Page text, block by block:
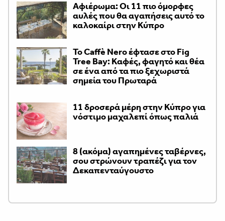
Αφιέρωμα: Οι 11 πιο όμορφες
αυλές που θα αγαπήσεις αυτό το
καλοκαίρι στην Κύπρο
Το Caffè Nero έφτασε στο Fig
Tree Bay: Καφές, φαγητό και θέα
σε ένα από τα πιο ξεχωριστά
σημεία του Πρωταρά
11 δροσερά μέρη στην Κύπρο για
νόστιμο μαχαλεπί όπως παλιά
8 (ακόμα) αγαπημένες ταβέρνες,
σου στρώνουν τραπέζι για τον
Δεκαπενταύγουστο